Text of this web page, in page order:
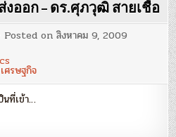
ออก – ดร.ศุภวุฒิ สายเชื้อ
Posted onสิงหาคม 9, 2009
กิจ
เศรษฐกิจ
นที่เข้า…